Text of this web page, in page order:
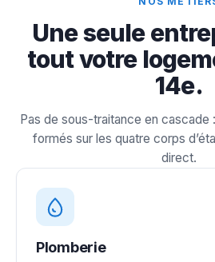
Une seule
tout votre
14e.
Pas de sous-traitance en cascade
formés sur les quatre corps
direct.
Plomberie